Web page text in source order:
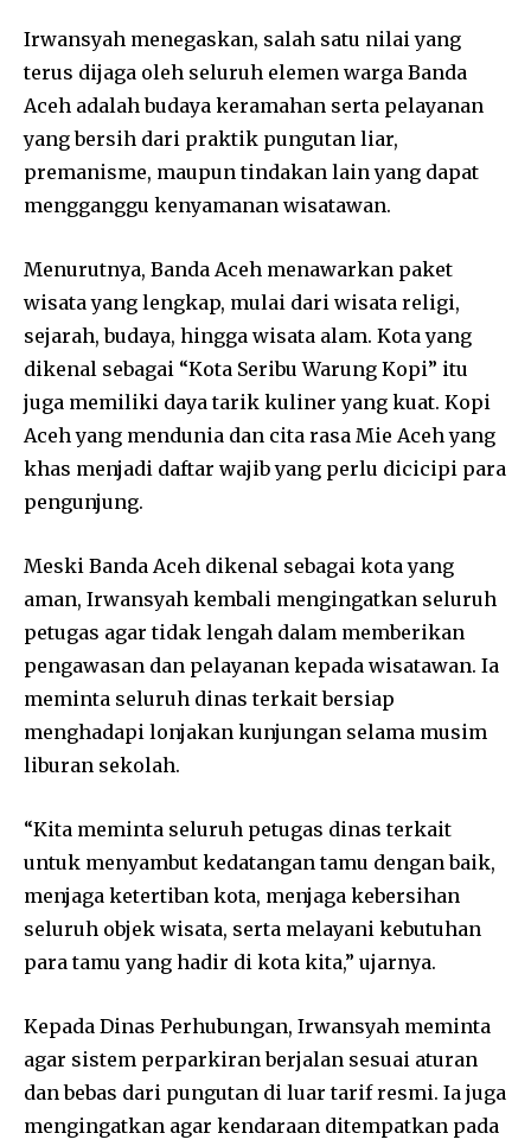
Irwansyah menegaskan, salah satu nilai yang
terus dijaga oleh seluruh elemen warga Banda
Aceh adalah budaya keramahan serta pelayanan
yang bersih dari praktik pungutan liar,
premanisme, maupun tindakan lain yang dapat
mengganggu kenyamanan wisatawan.
Menurutnya, Banda Aceh menawarkan paket
wisata yang lengkap, mulai dari wisata religi,
sejarah, budaya, hingga wisata alam. Kota yang
dikenal sebagai “Kota Seribu Warung Kopi” itu
juga memiliki daya tarik kuliner yang kuat. Kopi
Aceh yang mendunia dan cita rasa Mie Aceh yang
khas menjadi daftar wajib yang perlu dicicipi para
pengunjung.
Meski Banda Aceh dikenal sebagai kota yang
aman, Irwansyah kembali mengingatkan seluruh
petugas agar tidak lengah dalam memberikan
pengawasan dan pelayanan kepada wisatawan. Ia
meminta seluruh dinas terkait bersiap
menghadapi lonjakan kunjungan selama musim
liburan sekolah.
“Kita meminta seluruh petugas dinas terkait
untuk menyambut kedatangan tamu dengan baik,
menjaga ketertiban kota, menjaga kebersihan
seluruh objek wisata, serta melayani kebutuhan
para tamu yang hadir di kota kita,” ujarnya.
Kepada Dinas Perhubungan, Irwansyah meminta
agar sistem perparkiran berjalan sesuai aturan
dan bebas dari pungutan di luar tarif resmi. Ia juga
mengingatkan agar kendaraan ditempatkan pada